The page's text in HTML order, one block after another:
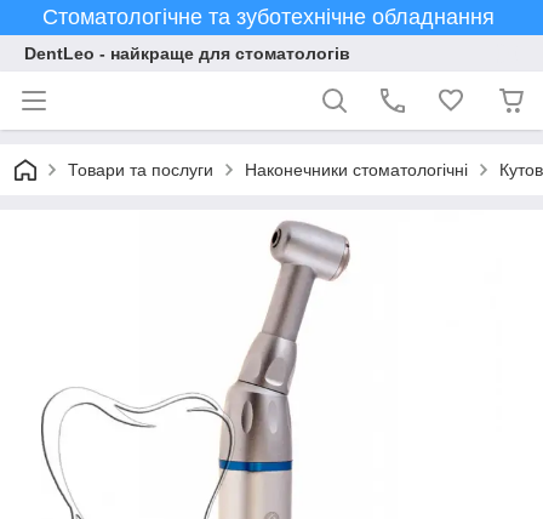
Стоматологічне та зуботехнічне обладнання
DentLeo - найкраще для стоматологів
Товари та послуги Наконечники стоматологічні